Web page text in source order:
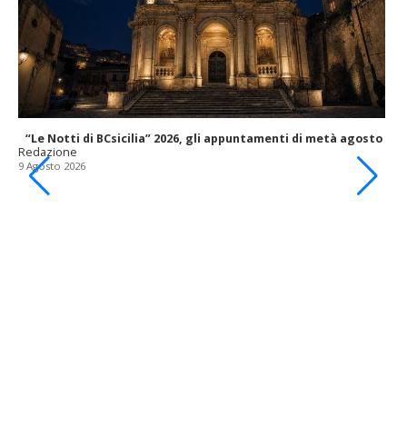
“Le Notti di BCsicilia” 2026, gli appuntamenti di metà agosto
Redazione
9 Agosto 2026